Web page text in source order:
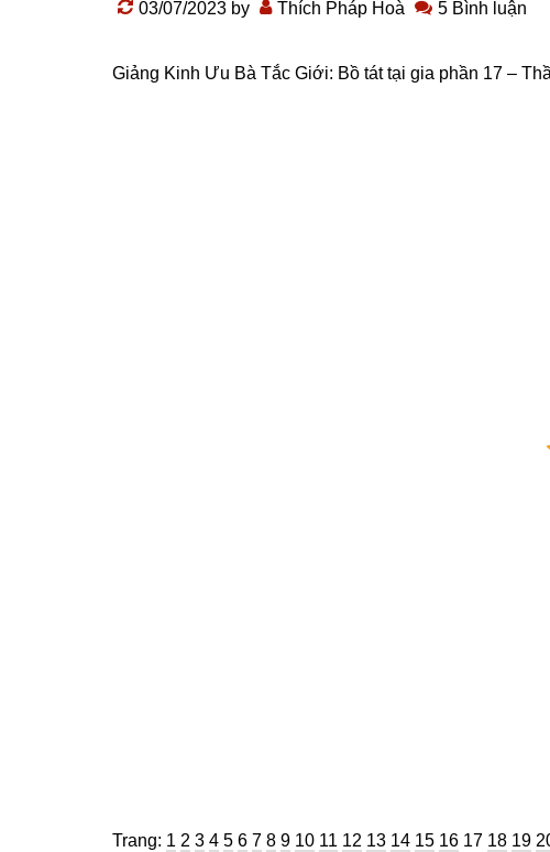
03/07/2023 by Thích Pháp Hoà 5 Bình luận
Giảng Kinh Ưu Bà Tắc Giới: Bồ tát tại gia phần 17 –
Trang: Trang
1 Trang
2 Trang
3 Trang
4 Trang
5 Trang
6 Trang
7 Trang
8 Trang
9 Trang
10 Trang
11 Trang
12 Trang
13 Trang
14 Trang
15 Trang
16 Trang
17 Trang
18 19